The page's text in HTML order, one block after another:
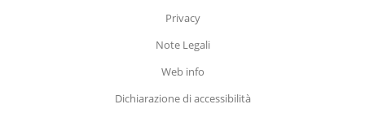
Privacy
Note Legali
Web info
Dichiarazione di accessibilità